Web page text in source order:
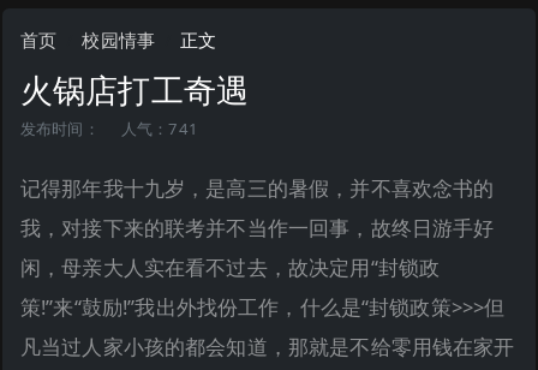
首页 校园情事 正文
火锅店打工奇遇
发布时间： 人气：741
记得那年我十九岁，是高三的暑假，并不喜欢念书的
我，对接下来的联考并不当作一回事，故终日游手好
闲，母亲大人实在看不过去，故决定用“封锁政
策!”来“鼓励!”我出外找份工作，什么是“封锁政策>>>但
凡当过人家小孩的都会知道，那就是不给零用钱在家开